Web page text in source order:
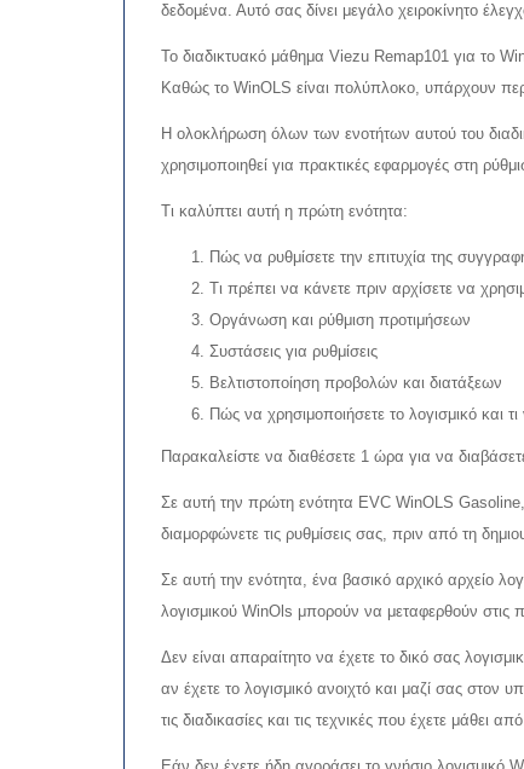
δεδομένα. Αυτό σας δίνει μεγάλο χειροκίνητο
Το διαδικτυακό μάθημα Viezu Remap101 για το
Καθώς το WinOLS είναι πολύπλοκο, υπάρχουν
Η ολοκλήρωση όλων των ενοτήτων αυτού του
χρησιμοποιηθεί για πρακτικές εφαρμογές στη
Τι καλύπτει αυτή η πρώτη ενότητα:
Πώς να ρυθμίσετε την επιτυχία της
Τι πρέπει να κάνετε πριν αρχίσετε να
Οργάνωση και ρύθμιση προτιμήσεων
Συστάσεις για ρυθμίσεις
Βελτιστοποίηση προβολών και διατάξεων
Πώς να χρησιμοποιήσετε το λογισμικό και
Παρακαλείστε να διαθέσετε 1 ώρα για να
Σε αυτή την πρώτη ενότητα EVC WinOLS
διαμορφώνετε τις ρυθμίσεις σας, πριν από τη
Σε αυτή την ενότητα, ένα βασικό αρχικό αρχείο
λογισμικού WinOls μπορούν να μεταφερθούν στις
Δεν είναι απαραίτητο να έχετε το δικό σας
αν έχετε το λογισμικό ανοιχτό και μαζί σας στον
τις διαδικασίες και τις τεχνικές που έχετε μάθει